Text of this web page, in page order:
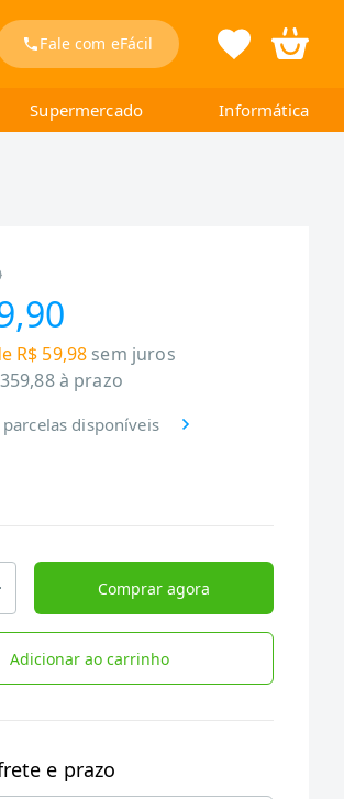
Fale com eFácil
Supermercado Informática
R$ 59,98 sem juros
à prazo
disponíveis
Comprar agora
Adicionar ao carrinho
e prazo